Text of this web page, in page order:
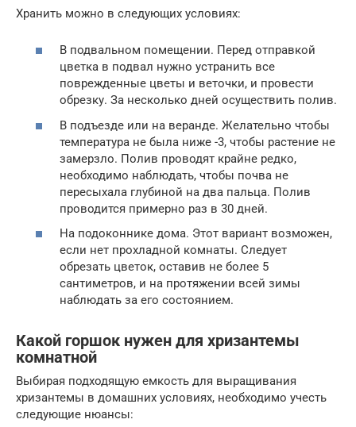
Хранить можно в следующих условиях:
В подвальном помещении. Перед отправкой
цветка в подвал нужно устранить все
поврежденные цветы и веточки, и провести
обрезку. За несколько дней осуществить полив.
В подъезде или на веранде. Желательно чтобы
температура не была ниже -3, чтобы растение не
замерзло. Полив проводят крайне редко,
необходимо наблюдать, чтобы почва не
пересыхала глубиной на два пальца. Полив
проводится примерно раз в 30 дней.
На подоконнике дома. Этот вариант возможен,
если нет прохладной комнаты. Следует
обрезать цветок, оставив не более 5
сантиметров, и на протяжении всей зимы
наблюдать за его состоянием.
Какой горшок нужен для хризантемы
комнатной
Выбирая подходящую емкость для выращивания
хризантемы в домашних условиях, необходимо учесть
следующие нюансы: